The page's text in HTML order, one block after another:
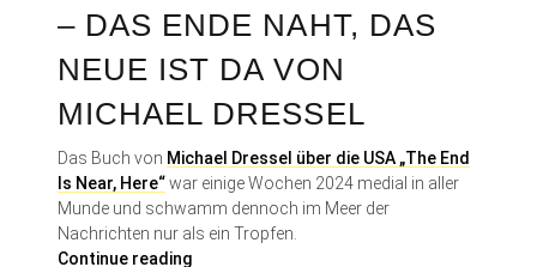
– DAS ENDE NAHT, DAS
NEUE IST DA VON
MICHAEL DRESSEL
Das Buch von Michael Dressel über die USA „The End
Is Near, Here“war einige Wochen 2024 medial in aller
Munde und schwamm dennoch im Meer der
Nachrichten nur als ein Tropfen.
Continue readingT